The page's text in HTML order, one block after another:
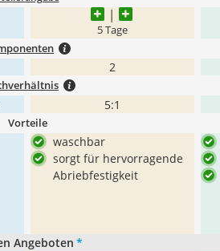
5 Tage
2
5:1
Vorteile
waschbar
sorgt für hervorragende
Abriebfestigkeit
Angeboten *